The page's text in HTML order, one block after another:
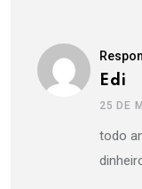
Edi
25 DE
todo